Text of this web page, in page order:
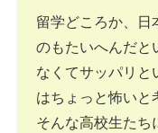
留学どころか、日
のもたいへんだと
なくてサッパリと
はちょっと怖いと
そんな高校生たち